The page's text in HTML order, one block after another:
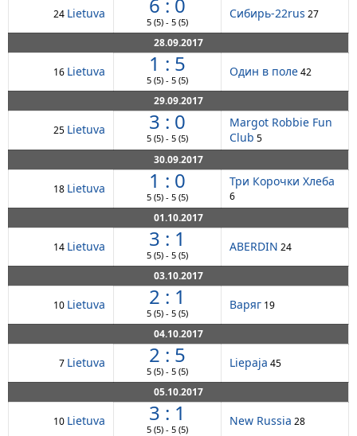
24 Lietuva
5 (5) - 5 (5)
Сибирь-22rus 27
28.09.2017
16 Lietuva 1 : 5
5 (5) - 5 (5)
Один в поле42
29.09.2017
25 Lietuva 3 : 0
5 (5) - 5 (5)
Margot Robbie Fun
Club 5
30.09.2017
18 Lietuva 1 : 0
5 (5) - 5 (5)
Три Корочки Хлеба
6
01.10.2017
14 Lietuva 3 : 1
5 (5) - 5 (5)
ABERDIN 24
03.10.2017
10 Lietuva 2 : 1
5 (5) - 5 (5)
Варяг 19
04.10.2017
7 Lietuva 2 : 5
5 (5) - 5 (5)
Liepaja 45
05.10.2017
10 Lietuva 3 : 1
5 (5) - 5 (5)
New Russia 28